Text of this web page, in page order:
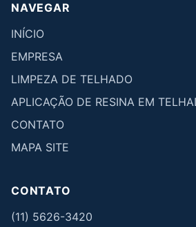
NAVEGAR
INÍCIO
EMPRESA
LIMPEZA DE TELHADO
APLICAÇÃO DE RESINA EM
CONTATO
MAPA SITE
CONTATO
(11) 5626-3420